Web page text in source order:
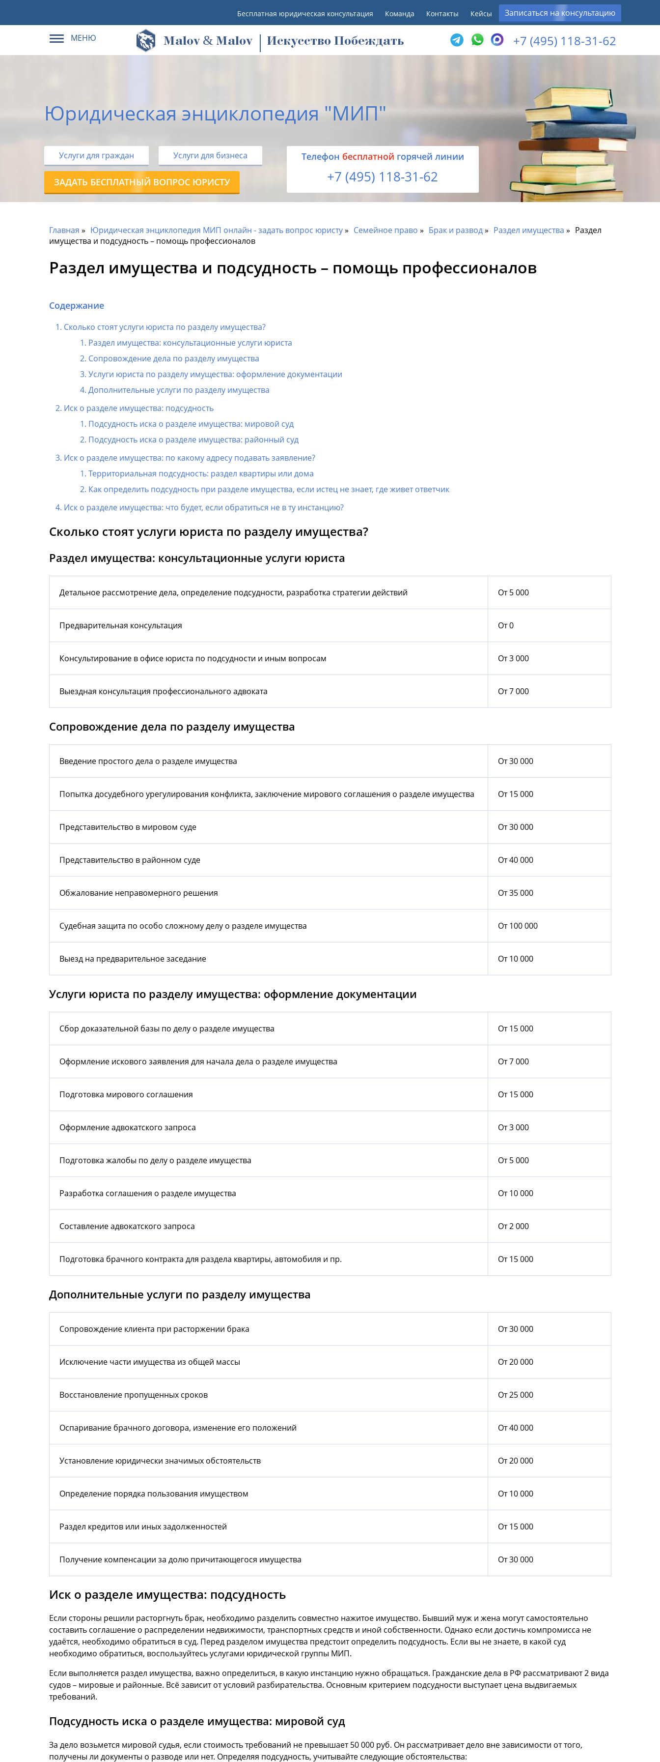
Бесплатная юридическая консультация Команда Контакты Кейсы Записаться на консультацию
МЕНЮ Malov & Malov Искусство Побеждать +7 (495) 118-31-62
Юридическая энциклопедия "МИП"
Услуги для граждан Услуги для бизнеса
ЗАДАТЬ БЕСПЛАТНЫЙ ВОПРОС ЮРИСТУ
Tелефон бесплатной горячей линии
+7 (495) 118-31-62
Главная Юридическая энциклопедия МИП онлайн - задать вопрос юристу Семейное право Брак и развод Раздел имущества
Раздел
имущества и подсудность – помощь профессионалов
Раздел имущества и подсудность – помощь профессионалов
Содержание
Сколько стоят услуги юриста по разделу имущества?
Раздел имущества: консультационные услуги юриста
Сопровождение дела по разделу имущества
Услуги юриста по разделу имущества: оформление документации
Дополнительные услуги по разделу имущества
Иск о разделе имущества: подсудность
Подсудность иска о разделе имущества: мировой суд
Подсудность иска о разделе имущества: районный суд
Иск о разделе имущества: по какому адресу подавать заявление?
Территориальная подсудность: раздел квартиры или дома
Как определить подсудность при разделе имущества, если истец не знает, где живет ответчик
Иск о разделе имущества: что будет, если обратиться не в ту инстанцию?
Сколько стоят услуги юриста по разделу имущества?
Раздел имущества: консультационные услуги юриста
Детальное рассмотрение дела, определение подсудности, разработка стратегии действий От 5 000
Предварительная консультация От 0
Консультирование в офисе юриста по подсудности и иным вопросам От 3 000
Выездная консультация профессионального адвоката От 7 000
Сопровождение дела по разделу имущества
Введение простого дела о разделе имущества От 30 000
Попытка досудебного урегулирования конфликта, заключение мирового соглашения о разделе имущества От 15 000
Представительство в мировом суде От 30 000
Представительство в районном суде От 40 000
Обжалование неправомерного решения От 35 000
Судебная защита по особо сложному делу о разделе имущества От 100 000
Выезд на предварительное заседание От 10 000
Услуги юриста по разделу имущества: оформление документации
Сбор доказательной базы по делу о разделе имущества От 15 000
Оформление искового заявления для начала дела о разделе имущества От 7 000
Подготовка мирового соглашения От 15 000
Оформление адвокатского запроса От 3 000
Подготовка жалобы по делу о разделе имущества От 5 000
Разработка соглашения о разделе имущества От 10 000
Составление адвокатского запроса От 2 000
Подготовка брачного контракта для раздела квартиры, автомобиля и пр. От 15 000
Дополнительные услуги по разделу имущества
Сопровождение клиента при расторжении брака От 30 000
Исключение части имущества из общей массы От 20 000
Восстановление пропущенных сроков От 25 000
Оспаривание брачного договора, изменение его положений От 40 000
Установление юридически значимых обстоятельств От 20 000
Определение порядка пользования имуществом От 10 000
Раздел кредитов или иных задолженностей От 15 000
Получение компенсации за долю причитающегося имущества От 30 000
Иск о разделе имущества: подсудность
Если стороны решили расторгнуть брак, необходимо разделить совместно нажитое имущество. Бывший муж и жена могут самостоятельно
составить соглашение о распределении недвижимости, транспортных средств и иной собственности. Однако если достичь компромисса не
удаётся, необходимо обратиться в суд. Перед разделом имущества предстоит определить подсудность. Если вы не знаете, в какой суд
необходимо обратиться, воспользуйтесь услугами юридической группы МИП.
Если выполняется раздел имущества, важно определиться, в какую инстанцию нужно обращаться. Гражданские дела в РФ рассматривают 2 вида
судов – мировые и районные. Всё зависит от условий разбирательства. Основным критерием подсудности выступает цена выдвигаемых
требований.
Подсудность иска о разделе имущества: мировой суд
За дело возьмется мировой судья, если стоимость требований не превышает 50 000 руб. Он рассматривает дело вне зависимости от того,
получены ли документы о разводе или нет. Определяя подсудность, учитывайте следующие обстоятельства: